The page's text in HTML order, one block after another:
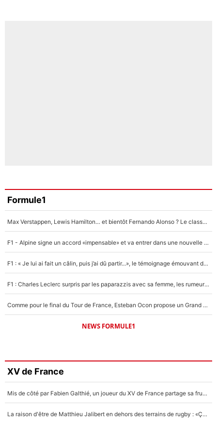
Formule1
Max Verstappen, Lewis Hamilton… et bientôt Fernando Alonso ? Le classement des pilotes les mieux payés en Formule 1 risque de changer !
F1 - Alpine signe un accord «impensable» et va entrer dans une nouvelle dimension : Grande nouvelle pour Pierre Gasly !
F1 : « Je lui ai fait un câlin, puis j’ai dû partir...», le témoignage émouvant de Max Verstappen sur sa fille
F1 : Charles Leclerc surpris par les paparazzis avec sa femme, les rumeurs étaient vraies !
Comme pour le final du Tour de France, Esteban Ocon propose un Grand Prix de Formule 1 à Paris : «Autour de l’Arc de Triomphe, ce serait génial» !
NEWS FORMULE1
XV de France
Mis de côté par Fabien Galthié, un joueur du XV de France partage sa frustration : «ils ne me l’ont pas dit tout de suite»
La raison d'être de Matthieu Jalibert en dehors des terrains de rugby : «Ça m'atteint autant que si tu touches à un membre de ma famille»